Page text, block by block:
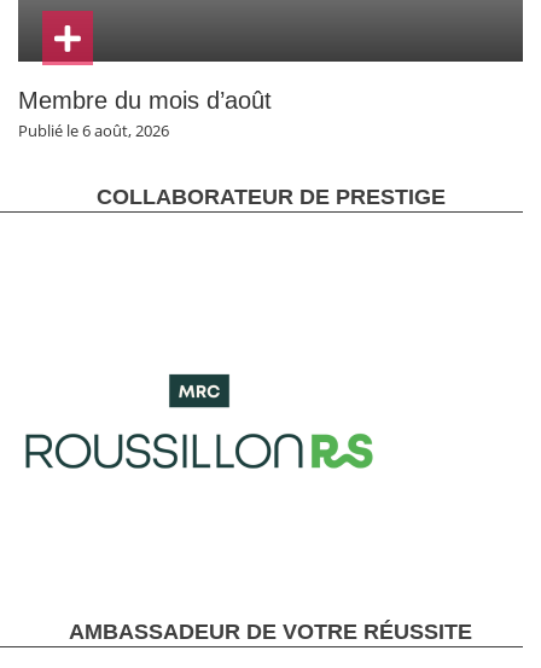
Membre du mois d’août
Publié le 6 août, 2026
COLLABORATEUR DE PRESTIGE
AMBASSADEUR DE VOTRE RÉUSSITE